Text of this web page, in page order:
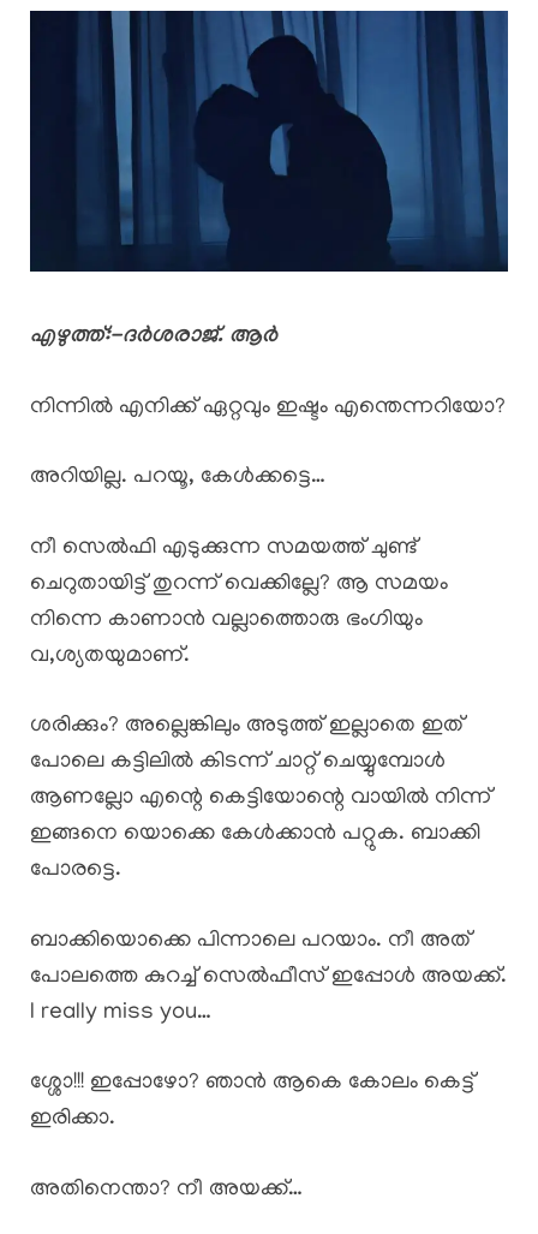
എഴുത്ത്:-ദർശരാജ്. ആർ
നിന്നിൽ എനിക്ക് ഏറ്റവും ഇഷ്ടം എന്തെന്നറിയോ?
അറിയില്ല. പറയൂ, കേൾക്കട്ടെ…
നീ സെൽഫി എടുക്കുന്ന സമയത്ത് ചുണ്ട്
ചെറുതായിട്ട് തുറന്ന് വെക്കില്ലേ? ആ സമയം
നിന്നെ കാണാൻ വല്ലാത്തൊരു ഭംഗിയും
വ,ശ്യതയുമാണ്.
ശരിക്കും? അല്ലെങ്കിലും അടുത്ത് ഇല്ലാതെ ഇത്
പോലെ കട്ടിലിൽ കിടന്ന് ചാറ്റ് ചെയ്യുമ്പോൾ
ആണല്ലോ എന്റെ കെട്ടിയോന്റെ വായിൽ നിന്ന്
ഇങ്ങനെ യൊക്കെ കേൾക്കാൻ പറ്റുക. ബാക്കി
പോരട്ടെ.
ബാക്കിയൊക്കെ പിന്നാലെ പറയാം. നീ അത്
പോലത്തെ കുറച്ച് സെൽഫീസ് ഇപ്പോൾ അയക്ക്.
I really miss you…
ശ്ശോ!!! ഇപ്പോഴോ? ഞാൻ ആകെ കോലം കെട്ട്
ഇരിക്കാ.
അതിനെന്താ? നീ അയക്ക്…